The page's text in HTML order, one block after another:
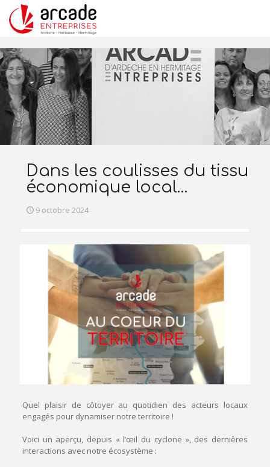
Dans les coulisses du tissu
économique local…
9 octobre 2024
Quel plaisir de côtoyer au quotidien des acteurs locaux
engagés pour dynamiser notre territoire !
Voici un aperçu, depuis « l’œil du cyclone », des dernières
interactions avec notre écosystème :